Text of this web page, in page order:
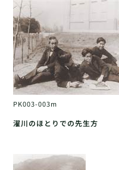
PK003-003m
濯川のほとりでの先生方